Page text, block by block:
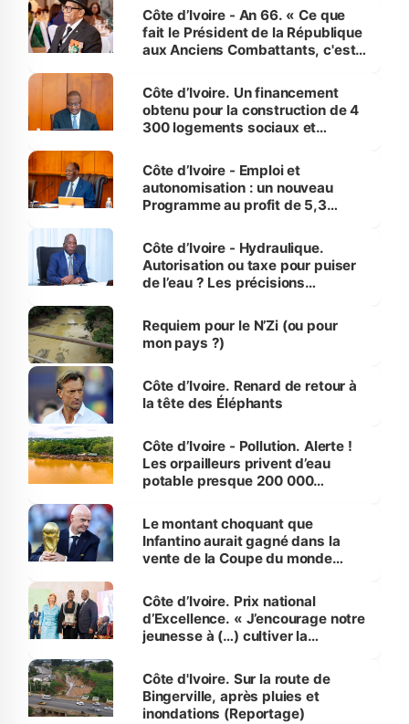
Côte d’Ivoire - An 66. « Ce que
fait le Président de la République
aux Anciens Combattants, c'est
Côte d’Ivoire. Un financement
obtenu pour la construction de 4
300 logements sociaux et
et Yamoussoukro
Côte d’Ivoire - Emploi et
autonomisation : un nouveau
Programme au profit de 5,3
Côte d’Ivoire - Hydraulique.
Autorisation ou taxe pour puiser
de l’eau ? Les précisions
Requiem pour le N’Zi (ou pour
mon pays ?)
Côte d’Ivoire. Renard de retour à
la tête des Éléphants
Côte d’Ivoire - Pollution. Alerte !
Les orpailleurs privent d’eau
potable presque 200 000
Le montant choquant que
Infantino aurait gagné dans la
vente de la Coupe du monde
Côte d’Ivoire. Prix national
d’Excellence. « J’encourage notre
jeunesse à (…) cultiver la
(Alassane Ouattara
Côte d'Ivoire. Sur la route de
Bingerville, après pluies et
inondations (Reportage)